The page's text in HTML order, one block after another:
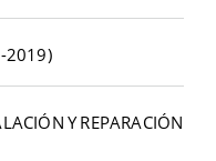
2019)
Y REPARACIÓN